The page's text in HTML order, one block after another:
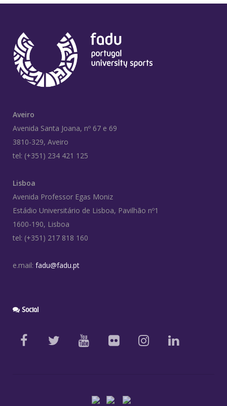
Aveiro
Avenida Santa Joana, nº 67 e 69
3810-329, Aveiro
tel: (+351) 234 421 125
Lisboa
Avenida Professor Egas Moniz
Estádio Universitário de Lisboa, Pavilhão nº1
1600-190, Lisboa
tel: (+351) 217 818 160
e.mail: fadu@fadu.pt
Social